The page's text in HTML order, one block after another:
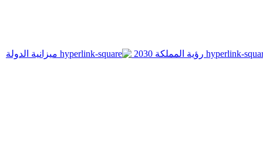
رؤية المملكة 2030 ميزانية الدولة